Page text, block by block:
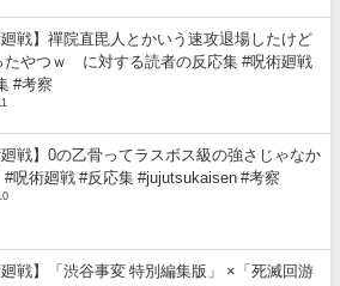
廻戦】禪院直毘人とかいう速攻退場したけど
たやつｗ に対する読者の反応集 #呪術廻戦
#考察
廻戦】0の乙骨ってラスボス級の強さじゃなか
#呪術廻戦 #反応集 #jujutsukaisen #考察
廻戦】「渋谷事変 特別編集版」 ×「死滅回游